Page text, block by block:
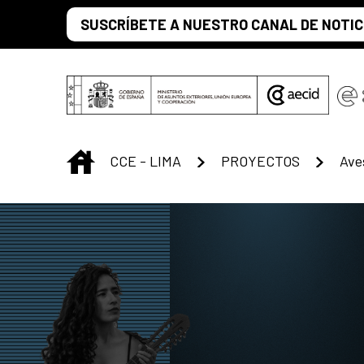
Saltar al contenido principal
SUSCRÍBETE A NUESTRO CANAL DE
INICIO
CCE - LIMA PROYECTOS